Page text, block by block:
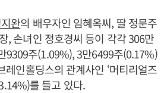
완의 배우자인 임혜옥씨, 딸 정문주
, 손녀인 정호경씨 등이 각각 306만
9309주(1.09%), 3만6499주(0.17%)
레인홀딩스의 관계사인 ‘머티리얼즈
를 들고 있다.